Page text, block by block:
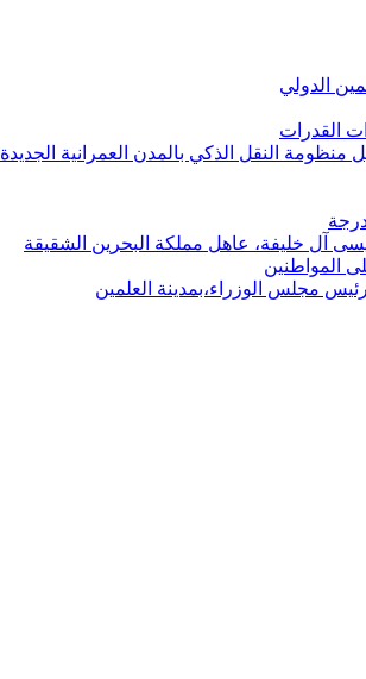
الدولي
القدرات
النقل الذكي بالمدن العمرانية الجديدة
آل خليفة، عاهل مملكة البحرين الشقيقة
المواطنين
مجلس الوزراء،بمدينة العلمين